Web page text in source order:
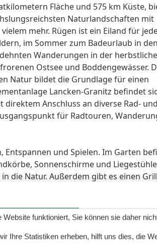
Fläche und 575 km Küste,
Naturlandschaften mit
mehr. Rügen ist ein Eiland für
im Sommer zum Badeurlaub in den
Wanderungen in der
Ostsee und Boddengewässer.
Natur bildet die Grundlage für einen
Lancken-Granitz befindet
direktem Anschluss an diverse Rad- und
für Radtouren,
und Spielen. Im Garten
Sonnenschirme und
die Natur. Außerdem gibt es einen
ist mit einer Schaukel, einem
gibt es kostenfreie Outdoor-
Stellplätze befinden sich direkt vor
gibt es einen Raucher-Pavillon im
funktioniert, Sie können sie daher
Ihre Statistiken erheben, hilft uns dies, die